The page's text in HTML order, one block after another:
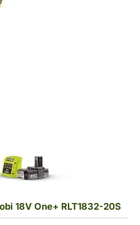
18V One+ RLT1832-20S